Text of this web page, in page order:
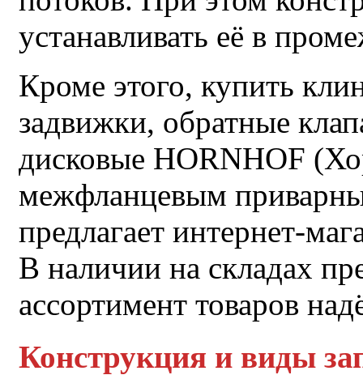
устанавливать её в
Кроме этого, купить
задвижки, обратные
дисковые HORNHOF
межфланцевым
предлагает интернет-
В наличии на складах
ассортимент товаров
Конструкция и виды